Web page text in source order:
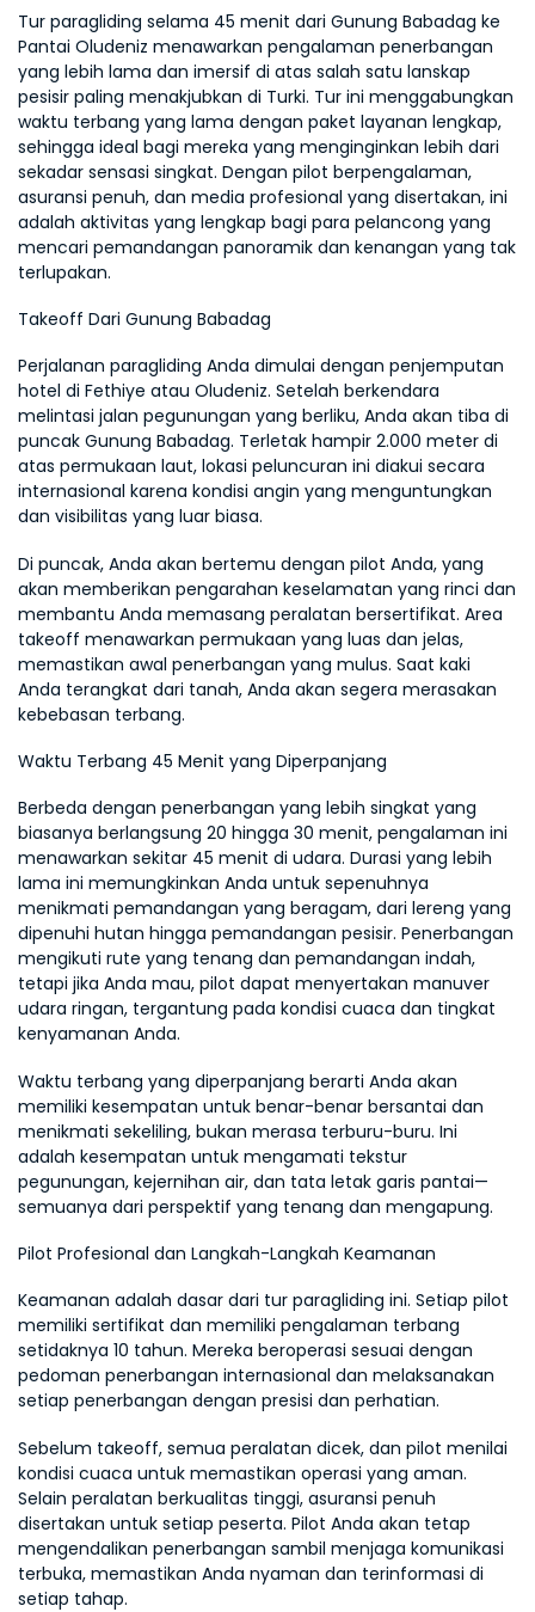
Tur paragliding selama 45 menit dari Gunung Babadag ke
Pantai Oludeniz menawarkan pengalaman penerbangan
yang lebih lama dan imersif di atas salah satu lanskap
pesisir paling menakjubkan di Turki. Tur ini menggabungkan
waktu terbang yang lama dengan paket layanan lengkap,
sehingga ideal bagi mereka yang menginginkan lebih dari
sekadar sensasi singkat. Dengan pilot berpengalaman,
asuransi penuh, dan media profesional yang disertakan, ini
adalah aktivitas yang lengkap bagi para pelancong yang
mencari pemandangan panoramik dan kenangan yang tak
terlupakan.
Takeoff Dari Gunung Babadag
Perjalanan paragliding Anda dimulai dengan penjemputan
hotel di Fethiye atau Oludeniz. Setelah berkendara
melintasi jalan pegunungan yang berliku, Anda akan tiba di
puncak Gunung Babadag. Terletak hampir 2.000 meter di
atas permukaan laut, lokasi peluncuran ini diakui secara
internasional karena kondisi angin yang menguntungkan
dan visibilitas yang luar biasa.
Di puncak, Anda akan bertemu dengan pilot Anda, yang
akan memberikan pengarahan keselamatan yang rinci dan
membantu Anda memasang peralatan bersertifikat. Area
takeoff menawarkan permukaan yang luas dan jelas,
memastikan awal penerbangan yang mulus. Saat kaki
Anda terangkat dari tanah, Anda akan segera merasakan
kebebasan terbang.
Waktu Terbang 45 Menit yang Diperpanjang
Berbeda dengan penerbangan yang lebih singkat yang
biasanya berlangsung 20 hingga 30 menit, pengalaman ini
menawarkan sekitar 45 menit di udara. Durasi yang lebih
lama ini memungkinkan Anda untuk sepenuhnya
menikmati pemandangan yang beragam, dari lereng yang
dipenuhi hutan hingga pemandangan pesisir. Penerbangan
mengikuti rute yang tenang dan pemandangan indah,
tetapi jika Anda mau, pilot dapat menyertakan manuver
udara ringan, tergantung pada kondisi cuaca dan tingkat
kenyamanan Anda.
Waktu terbang yang diperpanjang berarti Anda akan
memiliki kesempatan untuk benar-benar bersantai dan
menikmati sekeliling, bukan merasa terburu-buru. Ini
adalah kesempatan untuk mengamati tekstur
pegunungan, kejernihan air, dan tata letak garis pantai—
semuanya dari perspektif yang tenang dan mengapung.
Pilot Profesional dan Langkah-Langkah Keamanan
Keamanan adalah dasar dari tur paragliding ini. Setiap pilot
memiliki sertifikat dan memiliki pengalaman terbang
setidaknya 10 tahun. Mereka beroperasi sesuai dengan
pedoman penerbangan internasional dan melaksanakan
setiap penerbangan dengan presisi dan perhatian.
Sebelum takeoff, semua peralatan dicek, dan pilot menilai
kondisi cuaca untuk memastikan operasi yang aman.
Selain peralatan berkualitas tinggi, asuransi penuh
disertakan untuk setiap peserta. Pilot Anda akan tetap
mengendalikan penerbangan sambil menjaga komunikasi
terbuka, memastikan Anda nyaman dan terinformasi di
setiap tahap.